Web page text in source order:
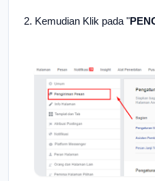
2. Kemudian Klik pada "